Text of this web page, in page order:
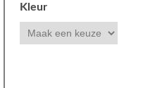
Kleur